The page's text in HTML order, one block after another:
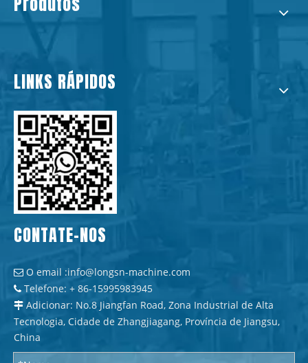
LINKS RÁPIDOS
CONTATE-NOS
 O email :info@longsn-machine.com
 Telefone: + 86-15995983945
 Adicionar: No.8 Jiangfan Road, Zona Industrial de Alta
Tecnologia, Cidade de Zhangjiagang, Província de Jiangsu,
China